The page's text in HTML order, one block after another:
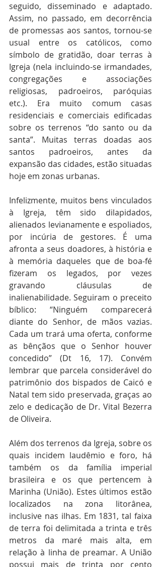
seguido, disseminado e adaptado.
Assim, no passado, em decorrência
de promessas aos santos, tornou-se
usual entre os católicos, como
símbolo de gratidão, doar terras à
Igreja (nela incluindo-se irmandades,
congregações e associações
religiosas, padroeiros, paróquias
etc.). Era muito comum casas
residenciais e comerciais edificadas
sobre os terrenos “do santo ou da
santa”. Muitas terras doadas aos
santos padroeiros, antes da
expansão das cidades, estão situadas
hoje em zonas urbanas.
Infelizmente, muitos bens vinculados
à Igreja, têm sido dilapidados,
alienados levianamente e espoliados,
por incúria de gestores. É uma
afronta a seus doadores, à história e
à memória daqueles que de boa-fé
fizeram os legados, por vezes
gravando cláusulas de
inalienabilidade. Seguiram o preceito
bíblico: “Ninguém comparecerá
diante do Senhor, de mãos vazias.
Cada um trará uma oferta, conforme
as bênçãos que o Senhor houver
concedido” (Dt 16, 17). Convém
lembrar que parcela considerável do
patrimônio dos bispados de Caicó e
Natal tem sido preservada, graças ao
zelo e dedicação de Dr. Vital Bezerra
de Oliveira.
Além dos terrenos da Igreja, sobre os
quais incidem laudêmio e foro, há
também os da família imperial
brasileira e os que pertencem à
Marinha (União). Estes últimos estão
localizados na zona litorânea,
inclusive nas ilhas. Em 1831, tal faixa
de terra foi delimitada a trinta e três
metros da maré mais alta, em
relação à linha de preamar. A União
possui mais de trinta por cento